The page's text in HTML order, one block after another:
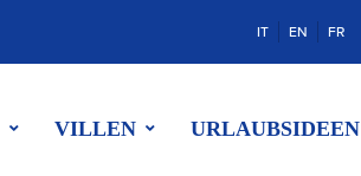
IT EN FR
VILLEN URLAUBSIDEEN